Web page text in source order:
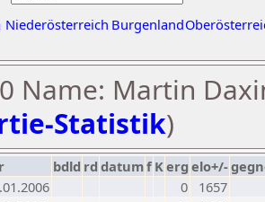
Niederösterreich Burgenland
Name: Martin
Statistik)
bdld rd datumf Kerg elo+/-
0
1657